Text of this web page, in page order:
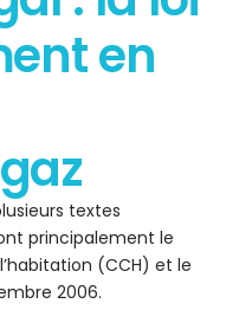
en
textes
principalement le
(CCH) et le
2006.